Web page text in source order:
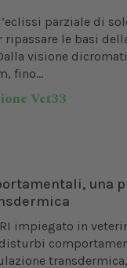
parziale di
ripassare le basi
visione
fino...
Vet33
una
impiegato in